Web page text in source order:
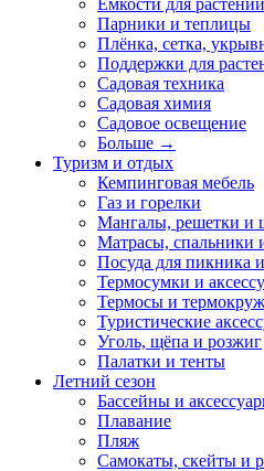
Ёмкости для растений
Парники и теплицы
Плёнка, сетка,
Поддержки для
Садовая техника
Садовая химия
Садовое освещение
Больше →
Туризм и отдых
Кемпинговая мебель
Газ и горелки
Мангалы, решетки и
Матрасы, cпальники
Посуда для пикника
Термосумки и
Термосы и
Туристические
Уголь, щёпа и розжиг
Палатки и тенты
Летний сезон
Бассейны и
Плавание
Пляж
Самокаты, скейты и